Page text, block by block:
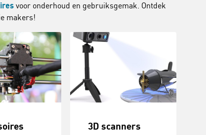
voor onderhoud en gebruiksgemak. Ontdek
makers!
3D scanners